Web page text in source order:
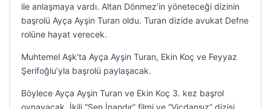
ile anlaşmaya vardı. Altan Dönmez’in yöneteceği dizinin
başrolü Ayça Ayşin Turan oldu. Turan dizide avukat Defne
rolüne hayat verecek.
Muhtemel Aşk’ta Ayça Ayşin Turan, Ekin Koç ve Feyyaz
Şerifoğlu’yla başrolü paylaşacak.
Böylece Ayça Ayşin Turan ve Ekin Koç 3. kez başrol
oynayacak. İkili “Sen İnandır” filmi ve “Vicdansız” dizisi